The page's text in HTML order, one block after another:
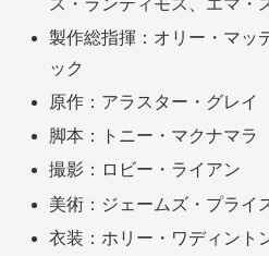
製作総指揮：オリー・マッ
ック
原作：アラスター・グレイ
脚本：トニー・マクナマラ
撮影：ロビー・ライアン
美術：ジェームズ・プライ
衣装：ホリー・ワディント